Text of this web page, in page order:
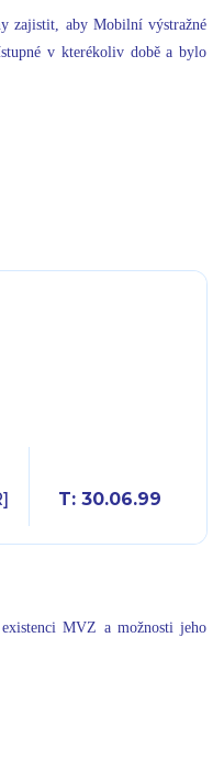
zajistit, aby Mobilní výstražné
v kterékoliv době a bylo
T: 30.06.99
MVZ a možnosti jeho